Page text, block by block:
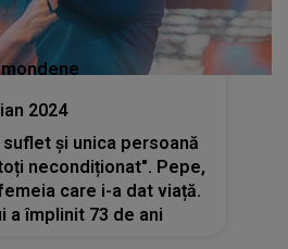
2024
și unica persoană
necondiționat". Pepe,
care i-a dat viață.
a împlinit 73 de ani